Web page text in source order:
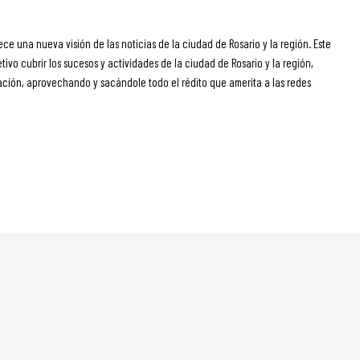
una nueva visión de las noticias de la ciudad de Rosario y la región. Este
cubrir los sucesos y actividades de la ciudad de Rosario y la región,
aprovechando y sacándole todo el rédito que amerita a las redes